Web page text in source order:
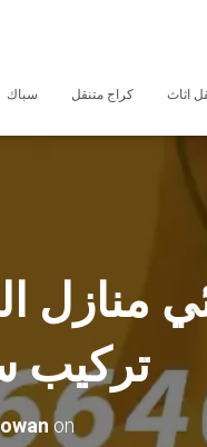
اثاث كراج متنقل سباك
تركيب
on